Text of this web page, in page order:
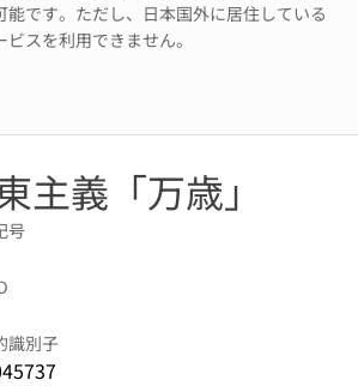
です。ただし、日本国外に居住している
スを利用できません。
主義「万歳」
号
識別子